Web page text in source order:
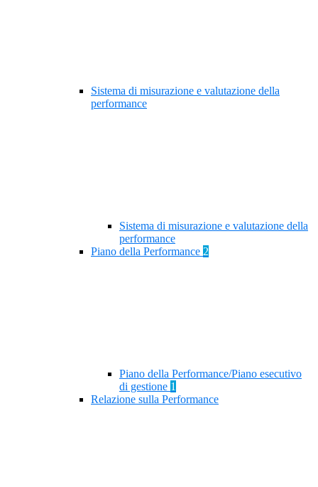
Sistema di misurazione e valutazione della
performance
Sistema di misurazione e valutazione della
performance
Piano della Performance 2
Piano della Performance/Piano esecutivo
di gestione 1
Relazione sulla Performance